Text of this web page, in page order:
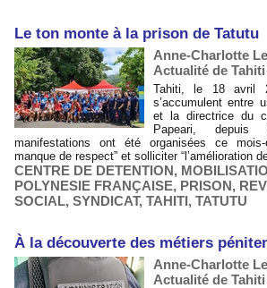
Le ton monte à la prison de Tatutu
Anne-Charlotte
Actualité de
Tahiti, le 18 avril
s’accumulent entre
et la directrice du
Papeari, depuis
manifestations ont été organisées ce
manque de respect” et solliciter “l’amélioration
CENTRE DE DETENTION,
POLYNESIE FRANÇAISE, PRISON,
SOCIAL, SYNDICAT, TAHITI, TATUTU
À la découverte des métiers
Anne-Charlotte
Actualité de